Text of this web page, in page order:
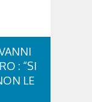
: “SI
LE